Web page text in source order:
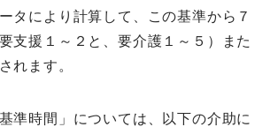
タにより計算して、この基準から７
支援１～２と、要介護１～５）また
れます。
準時間」については、以下の介助に